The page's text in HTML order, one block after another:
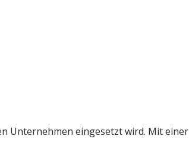
Unternehmen eingesetzt wird. Mit einer